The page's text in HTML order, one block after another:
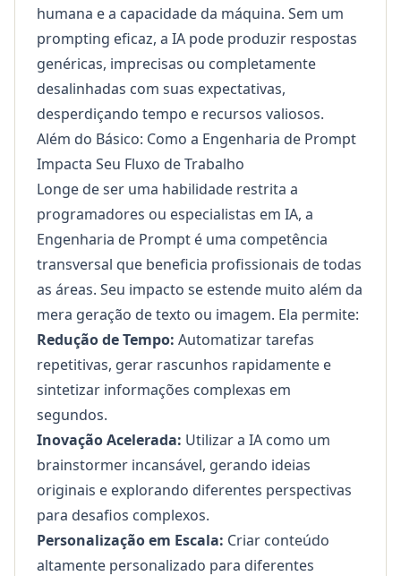
humana e a capacidade da máquina. Sem um
prompting eficaz, a IA pode produzir respostas
genéricas, imprecisas ou completamente
desalinhadas com suas expectativas,
desperdiçando tempo e recursos valiosos.
Além do Básico: Como a Engenharia de Prompt
Impacta Seu Fluxo de Trabalho
Longe de ser uma habilidade restrita a
programadores ou especialistas em IA, a
Engenharia de Prompt é uma competência
transversal que beneficia profissionais de todas
as áreas. Seu impacto se estende muito além da
mera geração de texto ou imagem. Ela permite:
Redução de Tempo: Automatizar tarefas
repetitivas, gerar rascunhos rapidamente e
sintetizar informações complexas em
segundos.
Inovação Acelerada: Utilizar a IA como um
brainstormer incansável, gerando ideias
originais e explorando diferentes perspectivas
para desafios complexos.
Personalização em Escala: Criar conteúdo
altamente personalizado para diferentes